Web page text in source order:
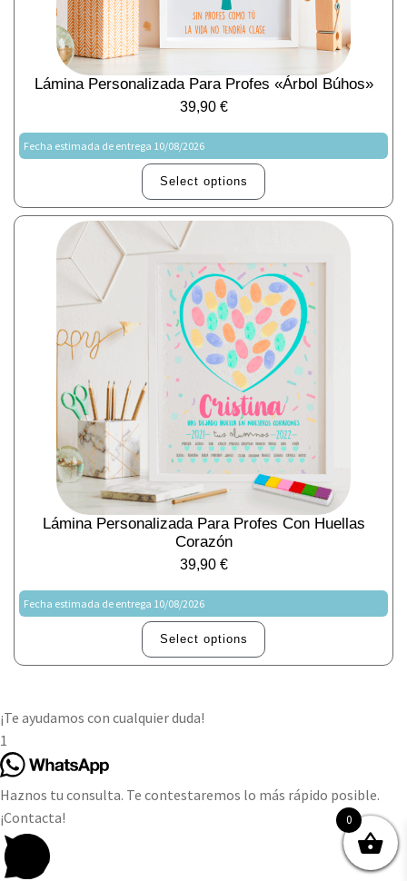
Lámina Personalizada Para Profes «árbol Búhos»
39,90 €
Fecha estimada de entrega 10/08/2026
Select options
Lámina Personalizada Para Profes Con Huellas
Corazón
39,90 €
Fecha estimada de entrega 10/08/2026
Select options
0
¡Te ayudamos con cualquier duda!
1
Haznos tu consulta. Te contestaremos lo más rápido posible.
¡Contacta!